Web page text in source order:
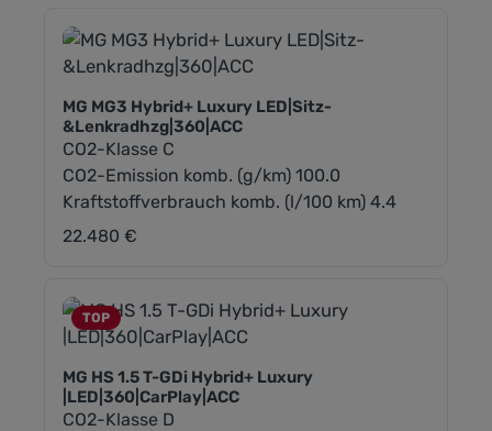
MG MG3 Hybrid+ Luxury LED|Sitz-
&Lenkradhzg|360|ACC
CO2-Klasse C
CO2-Emission komb. (g/km) 100.0
Kraftstoffverbrauch komb. (l/100 km) 4.4
Regulärer Preis:
22.480 €
TOP
MG HS 1.5 T-GDi Hybrid+ Luxury
|LED|360|CarPlay|ACC
CO2-Klasse D